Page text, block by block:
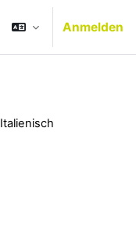
Anmelden
Italienisch